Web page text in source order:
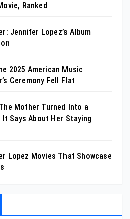
Ranked
Jennifer Lopez’s Album
2025 American Music
Ceremony Fell Flat
Mother Turned Into a
Says About Her Staying
Lopez Movies That Showcase